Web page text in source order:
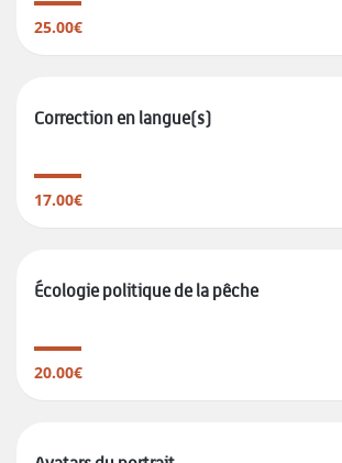
25.00€
Correction en langue(s)
17.00€
Écologie politique de la pêche
20.00€